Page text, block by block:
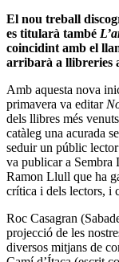
El nou treball
es titularà també
coincidint amb el
arribarà a llibreries
Amb aquesta nova
primavera va editar
dels llibres més
catàleg una acurada
seduir un públic
va publicar a Sembra
Ramon Llull que ha
crítica i dels lectors, i
Roc Casagran
projecció de les
diversos mitjans de